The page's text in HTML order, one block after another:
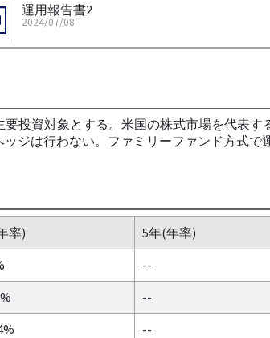
運用報告書2
2024/07/08
資対象とする。米国の株式市場を代表す
ジは行わない。ファミリーファンド方式で
率) 5年(年率)
--
--
--